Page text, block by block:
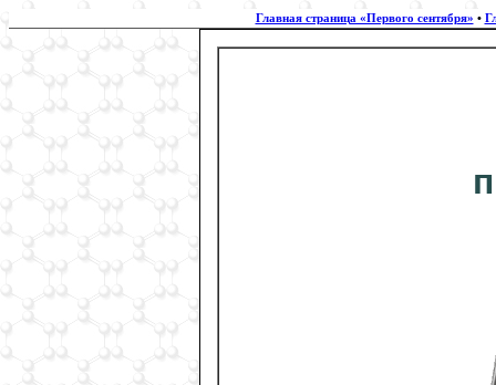
Главная страница «Первого сентября» •